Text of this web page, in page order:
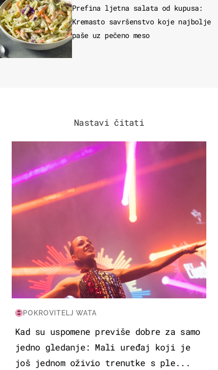
Prefina ljetna salata od kupusa:
Kremasto savršenstvo koje najbolje
paše uz pečeno meso
Nastavi čitati
KULTURA & ZABAVA
POKROVITELJ WATA
Kad su uspomene previše dobre za samo
jedno gledanje: Mali uređaj koji je
još jednom oživio trenutke s ple...